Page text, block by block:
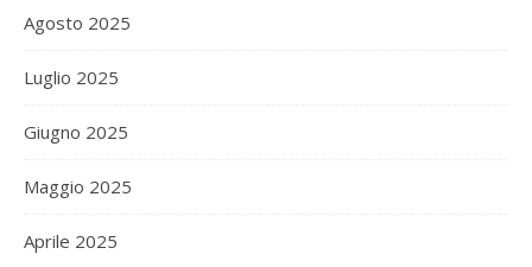
Agosto 2025
Luglio 2025
Giugno 2025
Maggio 2025
Aprile 2025